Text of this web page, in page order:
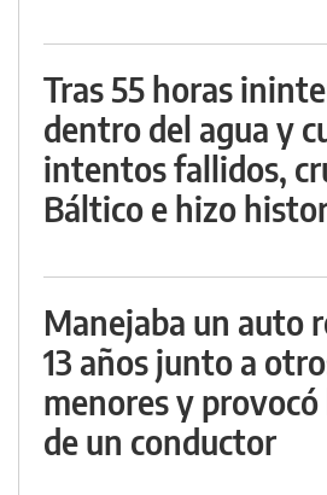
Tras 55 horas
dentro del agua y
intentos fallidos,
Báltico e hizo
Manejaba un auto
13 años junto a
menores y
de un conductor